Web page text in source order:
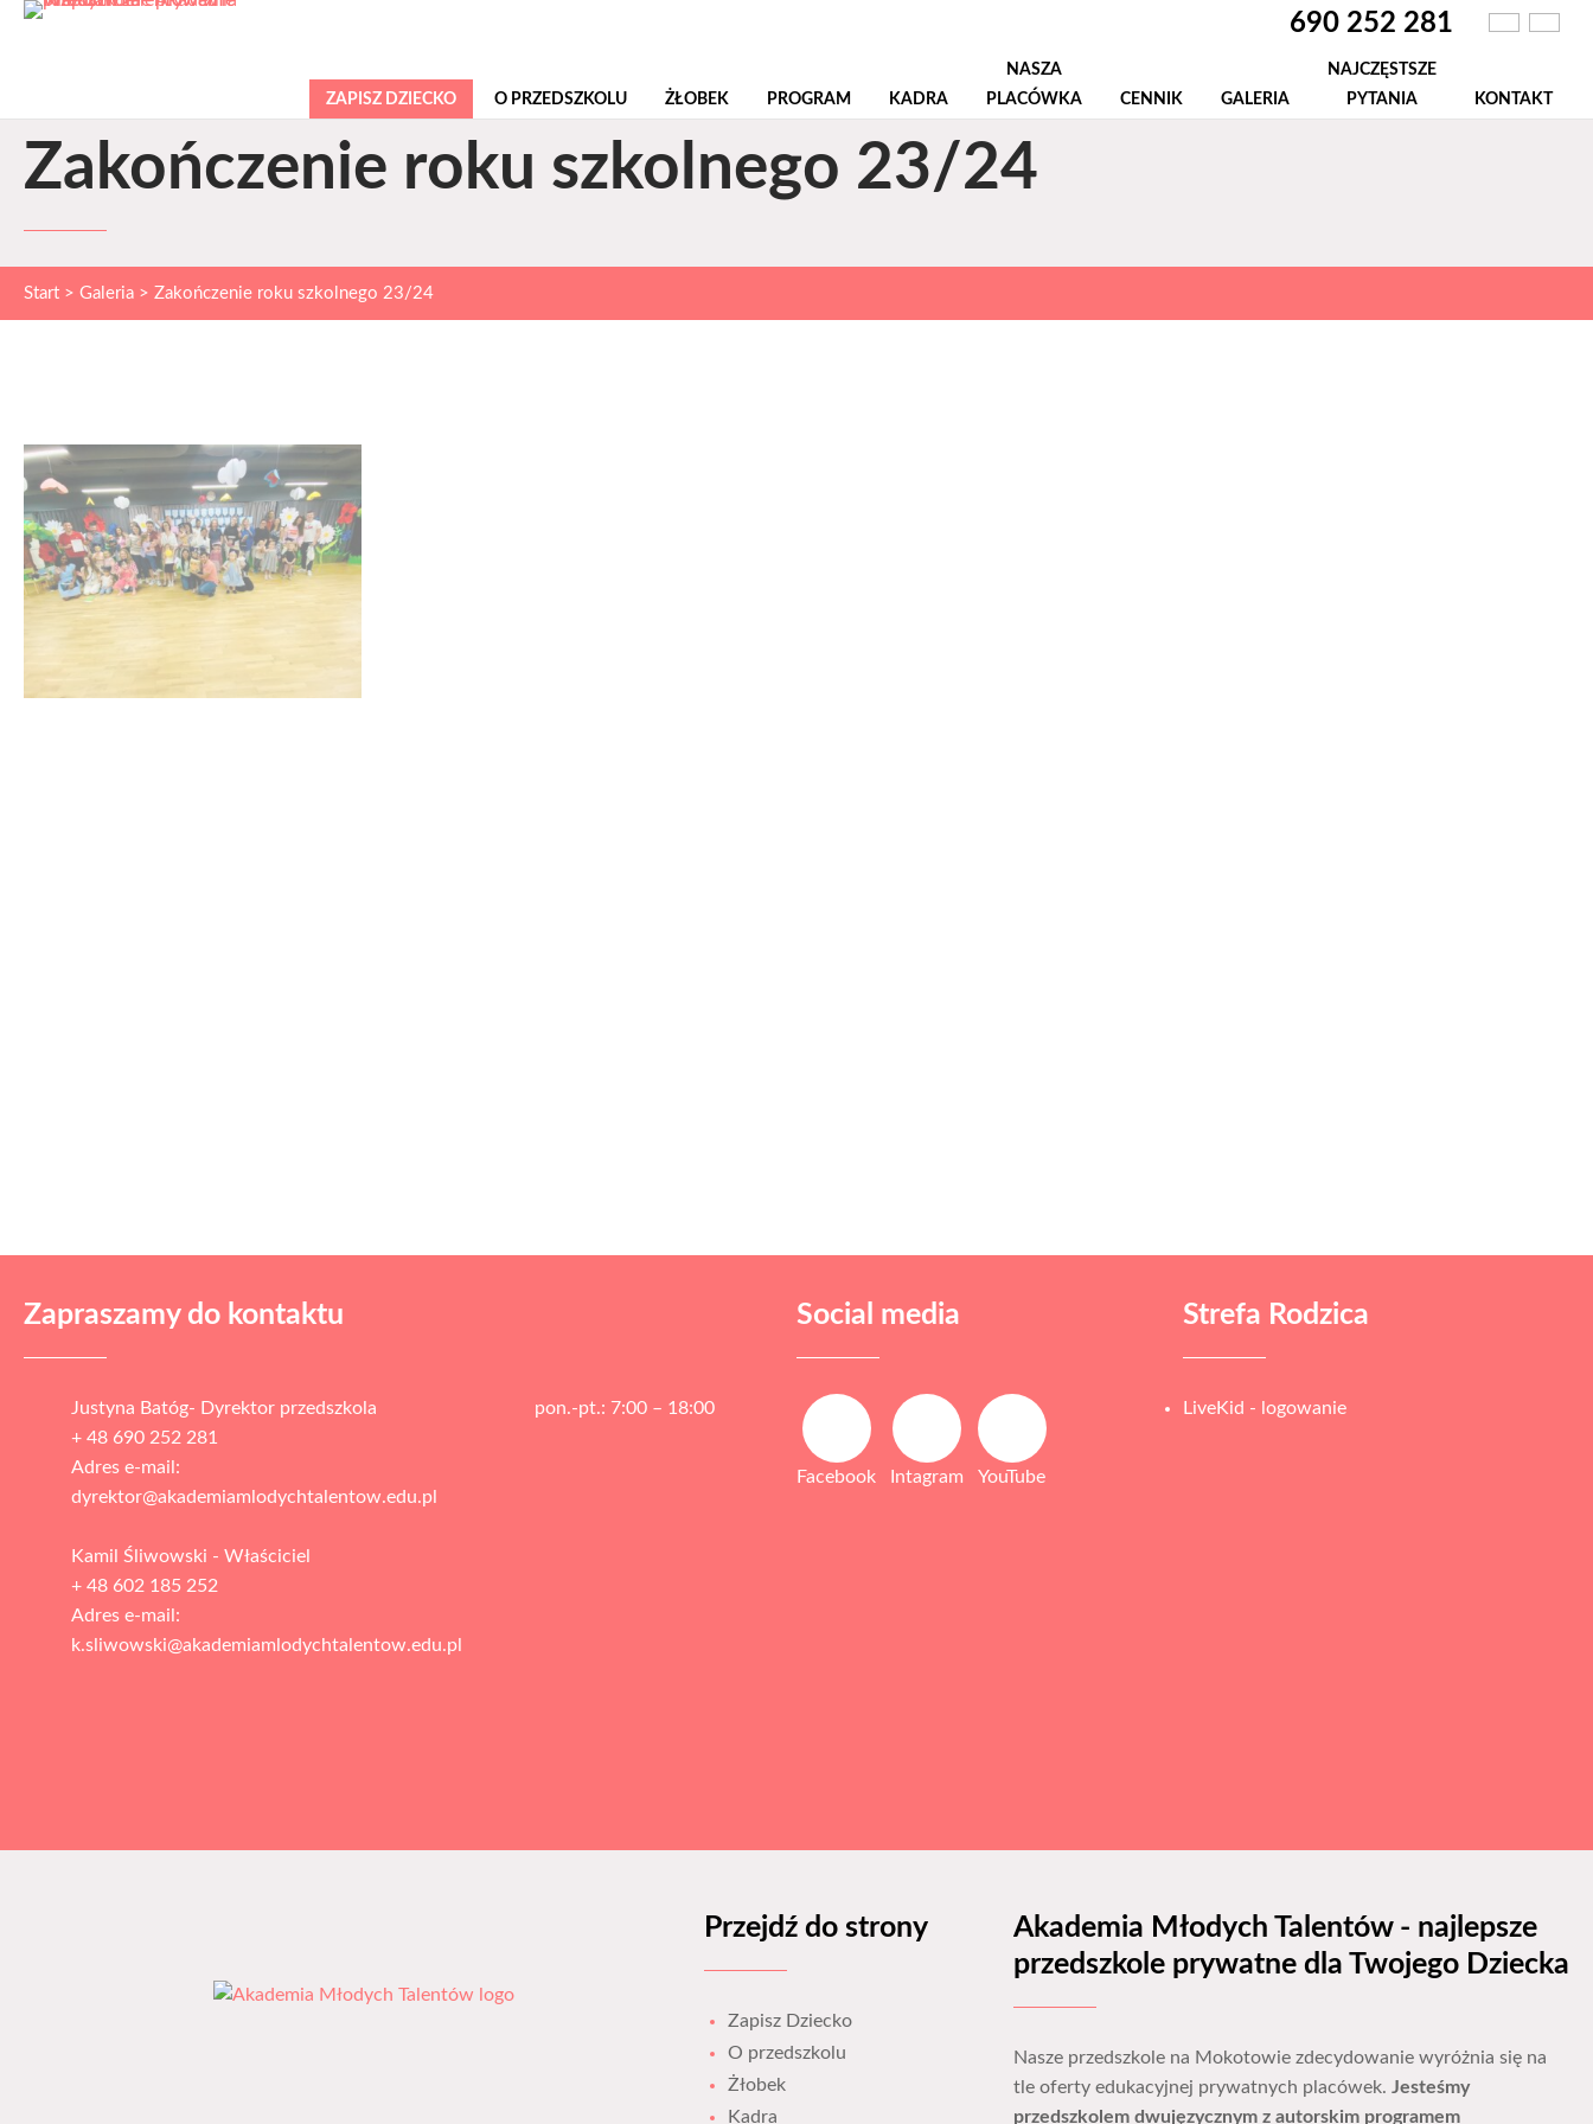
690 252 281
ZAPISZ DZIECKO O PRZEDSZKOLU ŻŁOBEK PROGRAM KADRA
NASZA
PLACÓWKA
CENNIK GALERIA
NAJCZĘSTSZE
PYTANIA
KONTAKT
Zakończenie roku szkolnego 23/24
Start > Galeria > Zakończenie roku szkolnego 23/24
Zapraszamy do kontaktu
Justyna Batóg- Dyrektor przedszkola
+ 48 690 252 281
Adres e-mail:
dyrektor@akademiamlodychtalentow.edu.pl
Kamil Śliwowski - Właściciel
+ 48 602 185 252
Adres e-mail:
k.sliwowski@akademiamlodychtalentow.edu.pl
pon.-pt.: 7:00 – 18:00
Social media
Facebook Intagram YouTube
Strefa Rodzica
LiveKid - logowanie
Przejdź do strony
Zapisz Dziecko
O przedszkolu
Żłobek
Kadra
Akademia Młodych Talentów - najlepsze
przedszkole prywatne dla Twojego Dziecka
Nasze przedszkole na Mokotowie zdecydowanie wyróżnia się na
tle oferty edukacyjnej prywatnych placówek. Jesteśmy
przedszkolem dwujęzycznym z autorskim programem